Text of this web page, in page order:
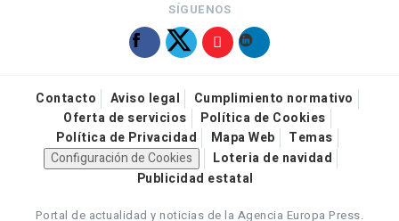
SÍGUENOS
Contacto Aviso legal
Cumplimiento normativo
Oferta de servicios
Política de Cookies
Política de Privacidad
Mapa Web
Temas
Configuración de Cookies
Loteria de navidad
Publicidad estatal
Portal de actualidad y noticias de la Agencia Europa Press.